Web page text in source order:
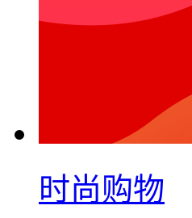
时尚购物